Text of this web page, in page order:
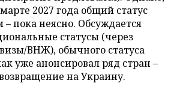
марте 2027 года общий статус
пока неясно. Обсуждается
статусы (через
ВНЖ), обычного статуса
уже анонсировал ряд стран –
на Украину.